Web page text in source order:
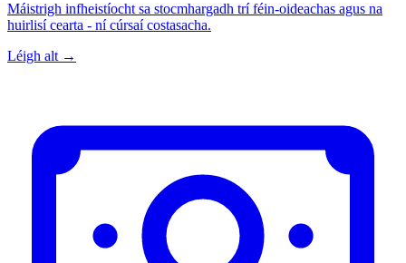
Máistrigh infheistíocht sa stocmhargadh trí féin-oideachas agus na
huirlisí cearta - ní cúrsaí costasacha.
Léigh alt →